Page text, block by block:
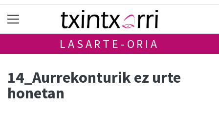
LASARTE-ORIA
14_Aurrekonturik ez urte
honetan